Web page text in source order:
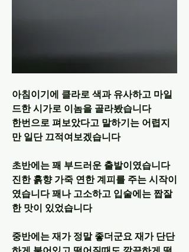
아침이기에 클라로 색과 유사하고 마일
드한 시가로 이놈을 골라봤습니다
한번으로 펴보았다고 말하기는 어렵지
만 일단 끄적여보겠습니다
초반에는 꽤 부드러운 출발이였습니다
진한 흙향 가죽 연한 계피를 주는 시작이
였습니다 꽤나 고소하고 입술에는 짭잘
한 맛이 있었습니다
중반에는 재가 정말 좋더군요 재가 단단